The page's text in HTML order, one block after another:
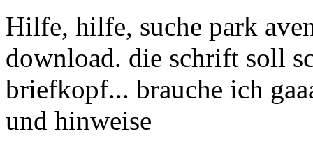
Hilfe, hilfe, suche park
download. die schrift soll
briefkopf... brauche ich
und hinweise